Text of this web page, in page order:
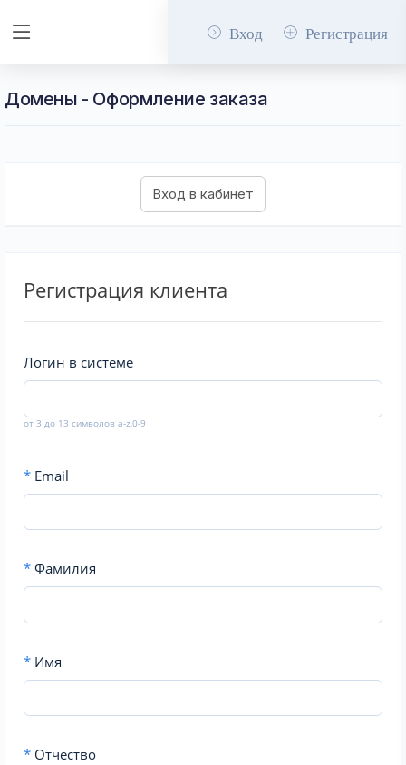
Вход Регистрация
Домены - Оформление заказа
Регистрация клиента
Логин в системе
от 3 до 13 символов a-z,0-9
* Email
* Фамилия
* Имя
* Отчество